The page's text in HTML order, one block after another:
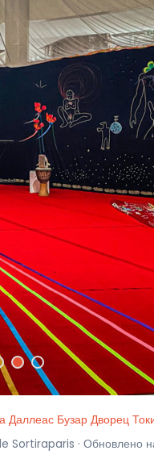
Бузар Дворец
Sortiraparis · Обновлено